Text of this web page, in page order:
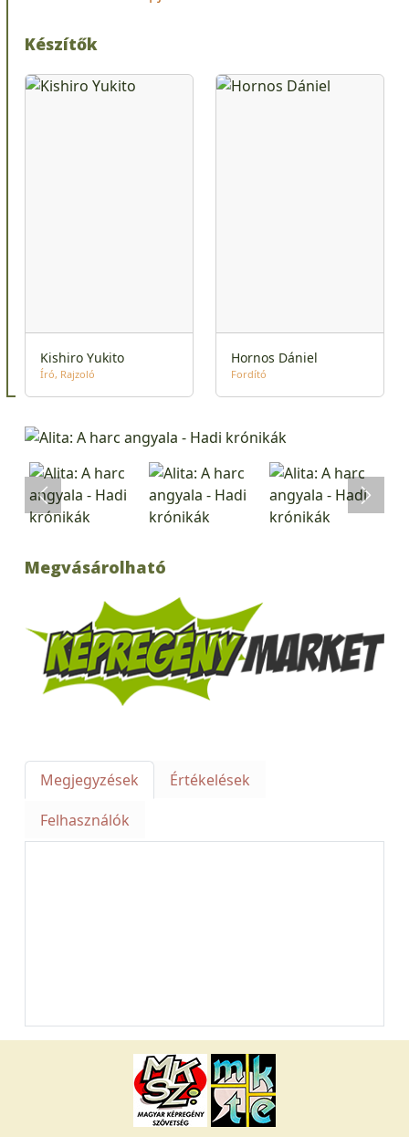
Készítők
Kishiro Yukito
Író Rajzoló
Hornos Dániel
Fordító
Megvásárolható
Megjegyzések
Értékelések
Felhasználók